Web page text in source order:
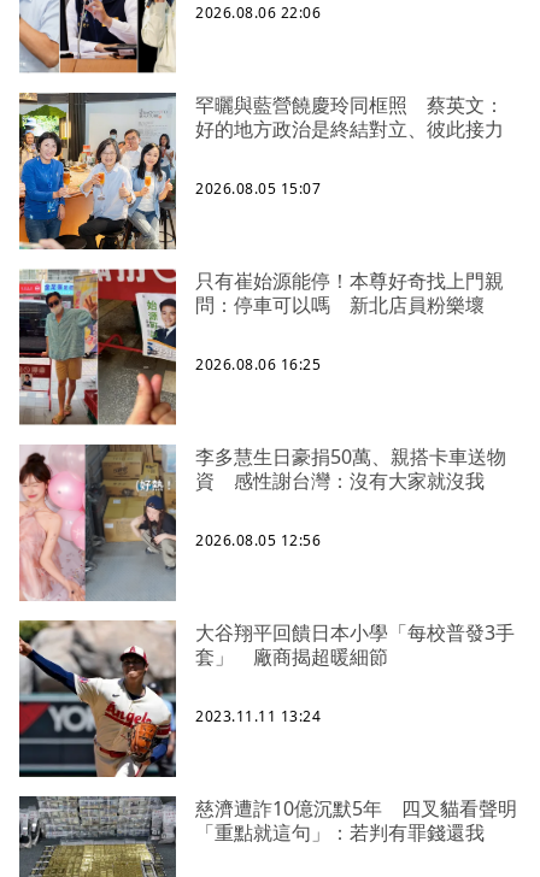
2026.08.06 22:06
罕曬與藍營饒慶玲同框照 蔡英文：
好的地方政治是終結對立、彼此接力
2026.08.05 15:07
只有崔始源能停！本尊好奇找上門親
問：停車可以嗎 新北店員粉樂壞
2026.08.06 16:25
李多慧生日豪捐50萬、親搭卡車送物
資 感性謝台灣：沒有大家就沒我
2026.08.05 12:56
大谷翔平回饋日本小學「每校普發3手
套」 廠商揭超暖細節
2023.11.11 13:24
慈濟遭詐10億沉默5年 四叉貓看聲明
「重點就這句」：若判有罪錢還我